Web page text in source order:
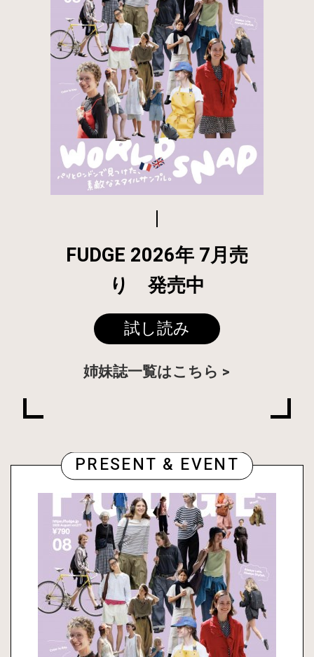
FUDGE 2026年 7月売
り 発売中
試し読み
姉妹誌一覧はこちら
PRESENT & EVENT